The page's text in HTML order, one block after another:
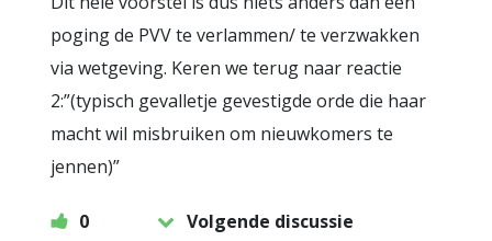
poging de PVV te verlammen/ te verzwakken
via wetgeving. Keren we terug naar reactie
2:”(typisch gevalletje gevestigde orde die haar
macht wil misbruiken om nieuwkomers te
jennen)”
0
Volgende discussie